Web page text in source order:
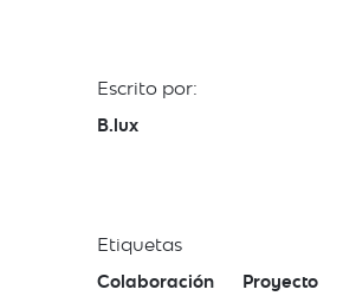
Escrito por:
B.lux
Etiquetas
Colaboración
Proyecto